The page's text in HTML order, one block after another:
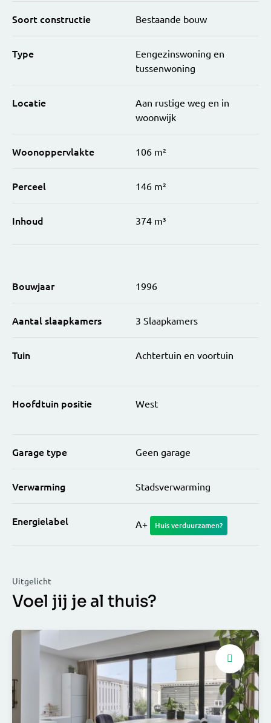
Soort constructie Bestaande bouw
Type
Eengezinswoning en
tussenwoning
Locatie
Aan rustige weg en in
woonwijk
Woonoppervlakte 106 m²
Perceel 146 m²
Inhoud 374 m³
Bouwjaar 1996
Aantal slaapkamers 3 Slaapkamers
Tuin Achtertuin en voortuin
Hoofdtuin positie West
Garage type Geen garage
Verwarming Stadsverwarming
Energielabel A+ Huis verduurzamen?
Uitgelicht
Voel jij je al thuis?